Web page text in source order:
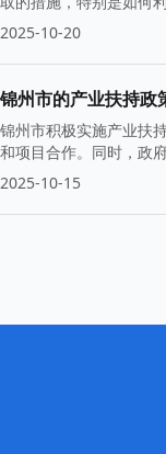
2025-10-20
锦州市的产业扶持政
锦州市积极实施产业扶
和项目合作。同时，政
2025-10-15